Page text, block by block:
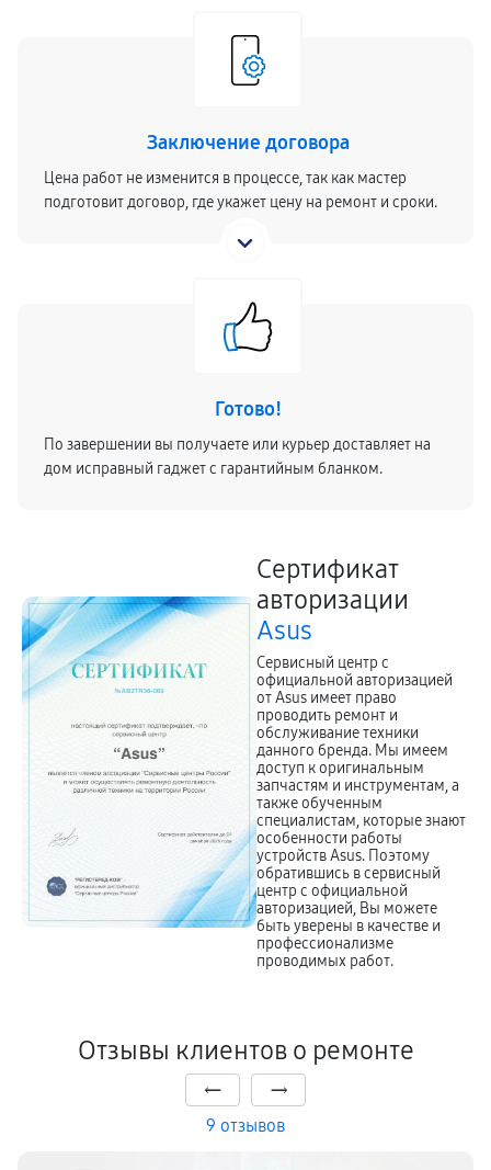
Заключение договора
Цена работ не изменится в процессе, так как мастер
подготовит договор, где укажет цену на ремонт и сроки.
Готово!
По завершении вы получаете или курьер доставляет на
дом исправный гаджет с гарантийным бланком.
Сертификат
авторизации
Asus
Сервисный центр с
официальной авторизацией
от Asus имеет право
проводить ремонт и
обслуживание техники
данного бренда. Мы имеем
доступ к оригинальным
запчастям и инструментам, а
также обученным
специалистам, которые знают
особенности работы
устройств Asus. Поэтому
обратившись в сервисный
центр с официальной
авторизацией, Вы можете
быть уверены в качестве и
профессионализме
проводимых работ.
Отзывы клиентов о ремонте
9 отзывов